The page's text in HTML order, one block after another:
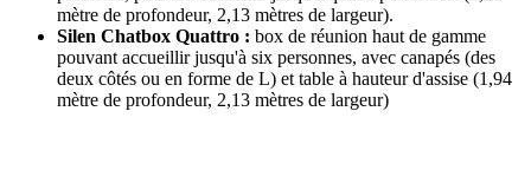
mètre de profondeur, 2,13 mètres de largeur).
Silen Chatbox Quattro : box de réunion haut de gamme
pouvant accueillir jusqu'à six personnes, avec canapés (des
deux côtés ou en forme de L) et table à hauteur d'assise (1,94
mètre de profondeur, 2,13 mètres de largeur)